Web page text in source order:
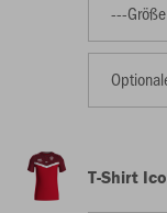
---
T-Shirt